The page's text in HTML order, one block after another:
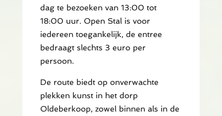
dag te bezoeken van 13:00 tot
18:00 uur. Open Stal is voor
iedereen toegankelijk, de entree
bedraagt slechts 3 euro per
persoon.
De route biedt op onverwachte
plekken kunst in het dorp
Oldeberkoop, zowel binnen als in de